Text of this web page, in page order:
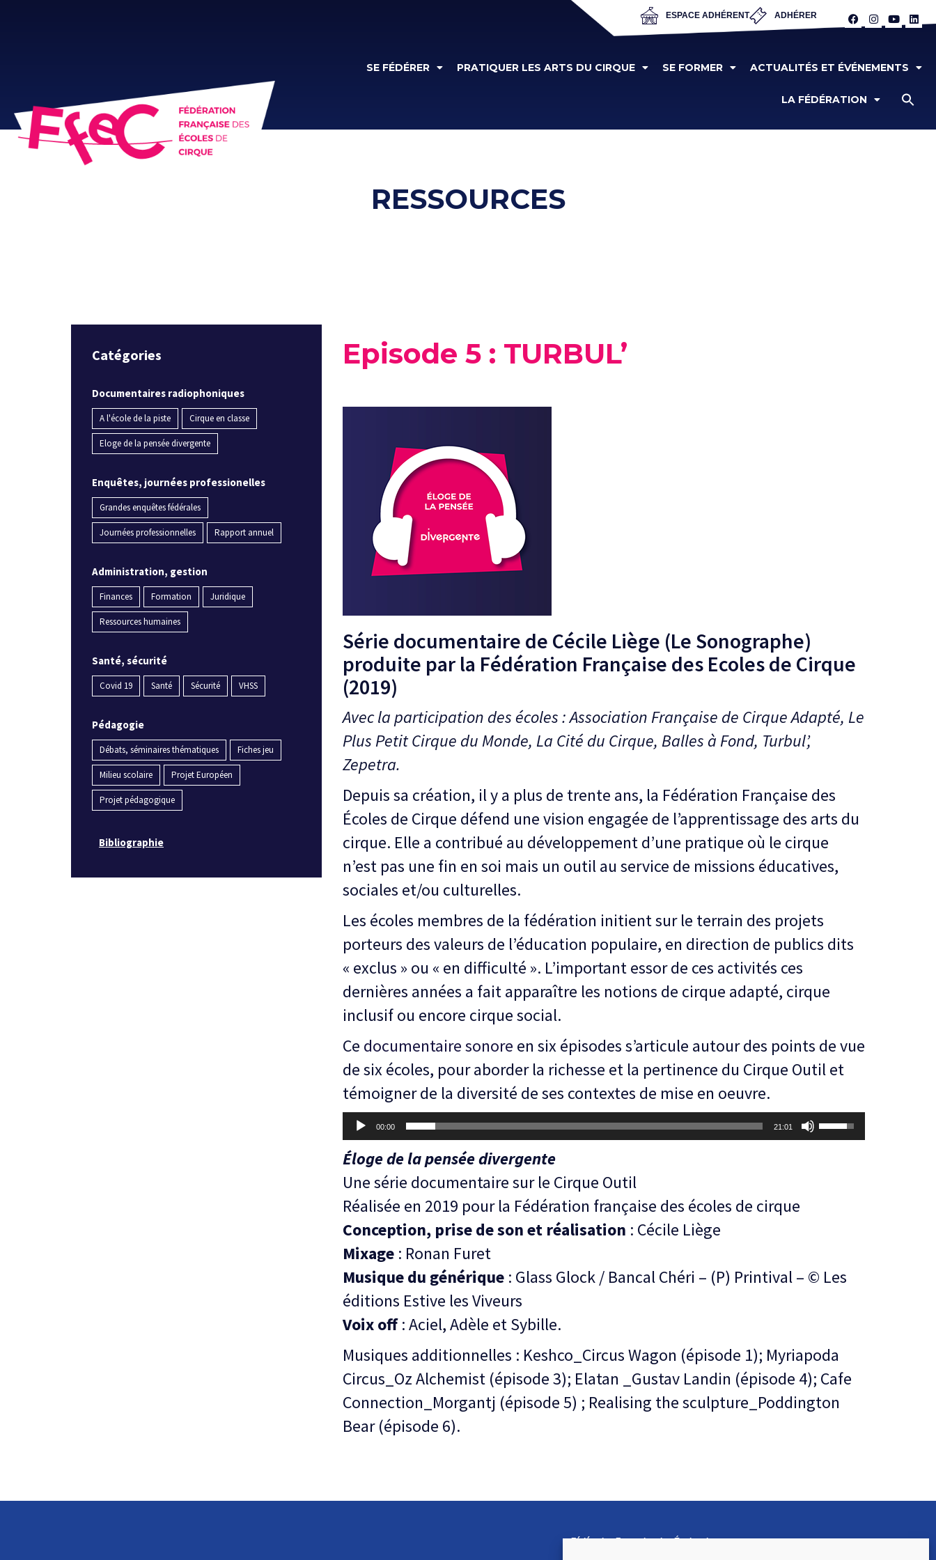
ESPACE ADHÉRENT ADHÉRER
SE FÉDÉRER PRATIQUER LES ARTS DU CIRQUE SE FORMER ACTUALITÉS ET ÉVÉNEMENTS
LA FÉDÉRATION
RESSOURCES
Catégories
Documentaires radiophoniques
A l'école de la piste Cirque en classe
Eloge de la pensée divergente
Enquêtes, journées professionelles
Grandes enquêtes fédérales
Journées professionnelles Rapport annuel
Administration, gestion
Finances Formation Juridique
Ressources humaines
Santé, sécurité
Covid 19 Santé Sécurité VHSS
Pédagogie
Débats, séminaires thématiques Fiches jeu
Milieu scolaire Projet Européen
Projet pédagogique
Bibliographie
Episode 5 : TURBUL’
Série documentaire de Cécile Liège (Le Sonographe)
produite par la Fédération Française des Ecoles de Cirque
(2019)
Avec la participation des écoles : Association Française de Cirque Adapté, Le
Plus Petit Cirque du Monde, La Cité du Cirque, Balles à Fond, Turbul’,
Zepetra.
Depuis sa création, il y a plus de trente ans, la Fédération Française des
Écoles de Cirque défend une vision engagée de l’apprentissage des arts du
cirque. Elle a contribué au développement d’une pratique où le cirque
n’est pas une fin en soi mais un outil au service de missions éducatives,
sociales et/ou culturelles.
Les écoles membres de la fédération initient sur le terrain des projets
porteurs des valeurs de l’éducation populaire, en direction de publics dits
« exclus » ou « en difficulté ». L’important essor de ces activités ces
dernières années a fait apparaître les notions de cirque adapté, cirque
inclusif ou encore cirque social.
Ce documentaire sonore en six épisodes s’articule autour des points de vue
de six écoles, pour aborder la richesse et la pertinence du Cirque Outil et
témoigner de la diversité de ses contextes de mise en oeuvre.
Lecteur
audio
00:00 21:01
Utilisez
diminuer
Éloge de la pensée divergente
Une série documentaire sur le Cirque Outil
Réalisée en 2019 pour la Fédération française des écoles de cirque
Conception, prise de son et réalisation : Cécile Liège
Mixage : Ronan Furet
Musique du générique : Glass Glock / Bancal Chéri – (P) Printival – © Les
éditions Estive les Viveurs
Voix off: Aciel, Adèle et Sybille.
Musiques additionnelles : Keshco_Circus Wagon (épisode 1); Myriapoda
Circus_Oz Alchemist (épisode 3); Elatan _Gustav Landin (épisode 4); Cafe
Connection_Morgantj (épisode 5) ; Realising the sculpture_Poddington
Bear (épisode 6).
Fédération Française des Écoles de